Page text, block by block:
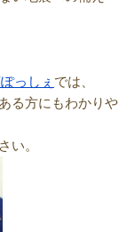
っしぇ では、
る方にもわかりや
い。